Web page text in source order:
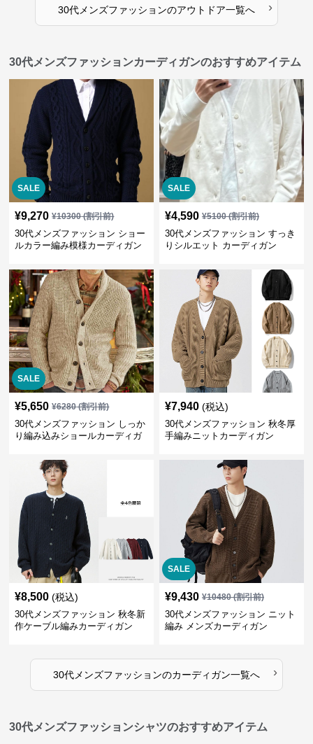
30代メンズファッションのアウトドア一覧へ ›
30代メンズファッションカーディガンのおすすめアイテム
SALE
¥9,270 ¥10300(割引前)
30代メンズファッション ショー
ルカラー編み模様カーディガン
SALE
¥4,590 ¥5100(割引前)
30代メンズファッション すっき
りシルエット カーディガン
SALE
¥5,650 ¥6280(割引前)
30代メンズファッション しっか
り編み込みショールカーディガ
¥7,940 (税込)
30代メンズファッション 秋冬厚
手編みニットカーディガン
¥8,500 (税込)
30代メンズファッション 秋冬新
作ケーブル編みカーディガン
SALE
¥9,430 ¥10480(割引前)
30代メンズファッション ニット
編み メンズカーディガン
30代メンズファッションのカーディガン一覧へ ›
30代メンズファッションシャツのおすすめアイテム